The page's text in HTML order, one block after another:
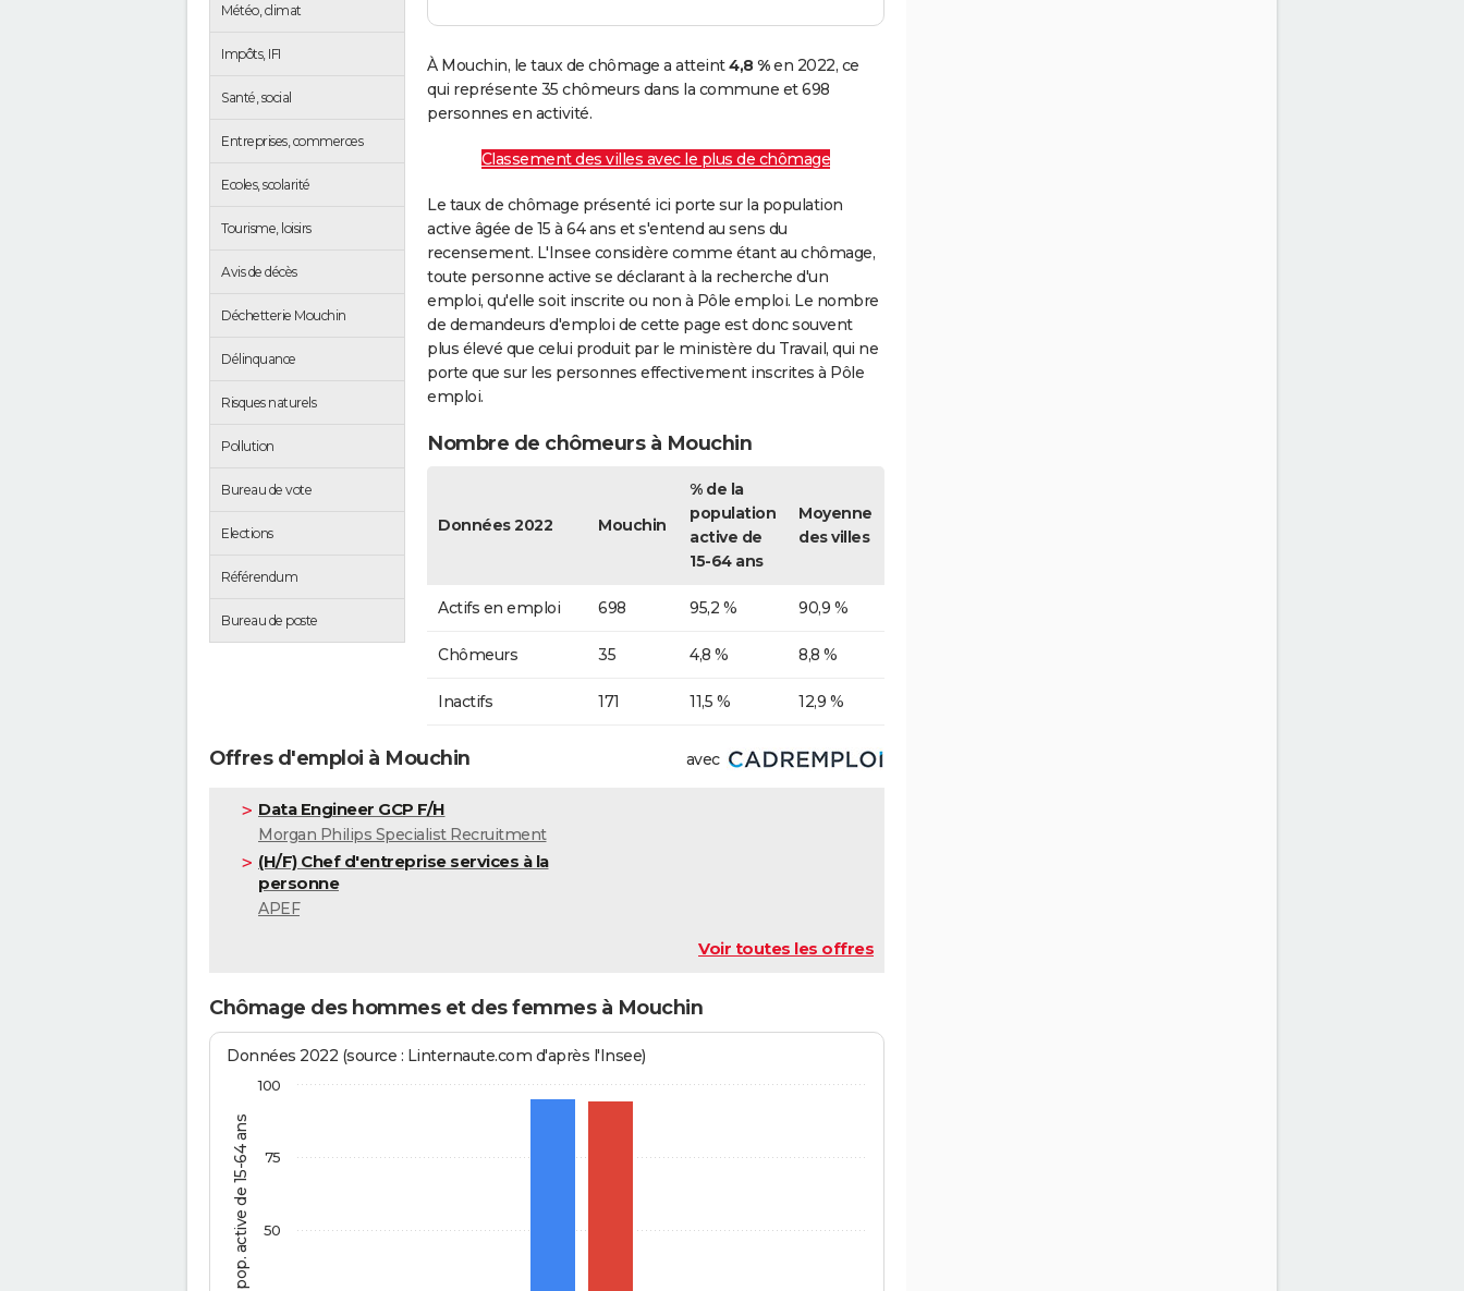
Météo, climat
Impôts, IFI
Santé, social
Entreprises, commerces
Ecoles, scolarité
Tourisme, loisirs
Avis de décès
Déchetterie Mouchin
Délinquance
Risques naturels
Pollution
Bureau de vote
Elections
Référendum
Bureau de poste
À Mouchin, le taux de chômage a atteint4,8 %en 2022, ce
qui représente 35 chômeurs dans la commune et 698
personnes en activité.
Classement des villes avec le plus de chômage
Le taux de chômage présenté ici porte sur la population
active âgée de 15 à 64 ans et s'entend au sens du
recensement. L'Insee considère comme étant au chômage,
toute personne active se déclarant à la recherche d'un
emploi, qu'elle soit inscrite ou non à Pôle emploi. Le nombre
de demandeurs d'emploi de cette page est donc souvent
plus élevé que celui produit par le ministère du Travail, qui ne
porte que sur les personnes effectivement inscrites à Pôle
emploi.
Nombre de chômeurs à Mouchin
Données 2022 Mouchin
% de la
population
active de
15-64 ans
Moyenne
des villes
Actifs en emploi 698 95,2 % 90,9 %
Chômeurs 35 4,8 % 8,8 %
Inactifs 171 11,5 % 12,9 %
Offres d'emploi à Mouchin avec
Data Engineer GCP F/H
Morgan Philips Specialist Recruitment
(H/F) Chef d'entreprise services à la
personne
APEF
Voir toutes les offres
Chômage des hommes et des femmes à Mouchin
% de la pop. active de 15-64 ans
Données 2022 (source : Linternaute.com d'après l'Insee)
50
75
100